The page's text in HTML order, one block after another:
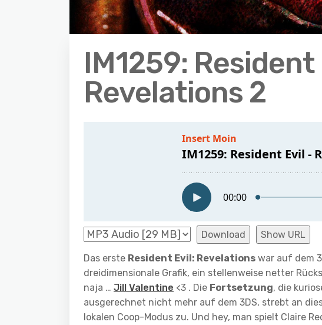
IM1259:
Revelations 2
Download Show URL
Das erste Resident Evil: Revelations war auf dem
dreidimensionale Grafik, ein stellenweise netter
naja … Jill Valentine <3 . Die Fortsetzung, die
ausgerechnet nicht mehr auf dem 3DS, strebt an
lokalen Coop-Modus zu. Und hey, man spielt Claire